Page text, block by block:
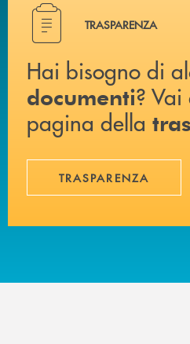
Hai bisogno di alcuni
TRASPARENZA
Hai bisogno di
documenti? Vai
pagina della
TRASPARENZA